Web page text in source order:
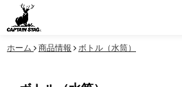
ホーム 商品情報 ボトル（水筒）